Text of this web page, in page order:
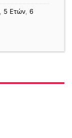
5 Ετών 6